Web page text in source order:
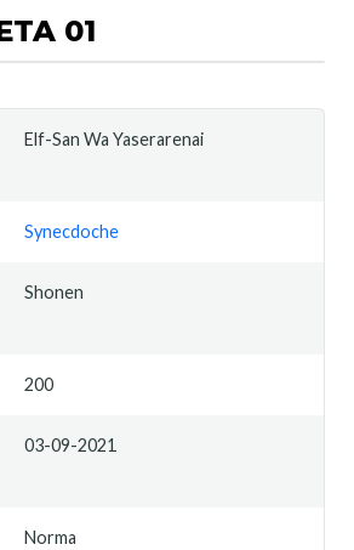
01
Elf-San Wa Yaserarenai
Synecdoche
Shonen
200
03-09-2021
Norma